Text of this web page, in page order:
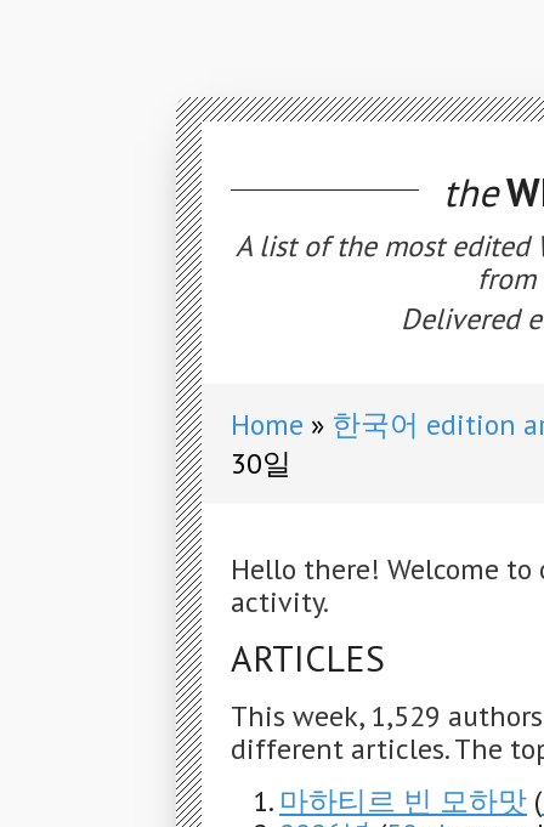
the
A list of the most edited
from
Delivered
Home
한국어 edition
30일
Hello there! Welcome
activity.
ARTICLES
This week, 1,529
different articles. The
마하티르 빈 모하맛 (